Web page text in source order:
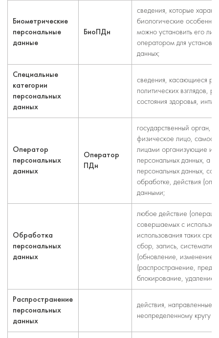
Биометрические
персональные
данные
БиоПДн
сведения, которые
биологические
можно установить его
оператором для
данных;
Специальные
категории
персональных
данных
cведения, касающиеся
политических взглядов,
состояния здоровья,
Оператор
персональных
данных
Оператор
ПДн
государственный орган,
физическое лицо,
лицами организующие и
персональных данных, а
персональных данных,
обработке, действия
данными;
Обработка
персональных
данных
любое действие
совершаемых с
использования таких
сбор, запись,
(обновление,
(распространение,
блокирование, удаление,
Распространение
персональных
данных
действия, направленные
неопределенному кругу